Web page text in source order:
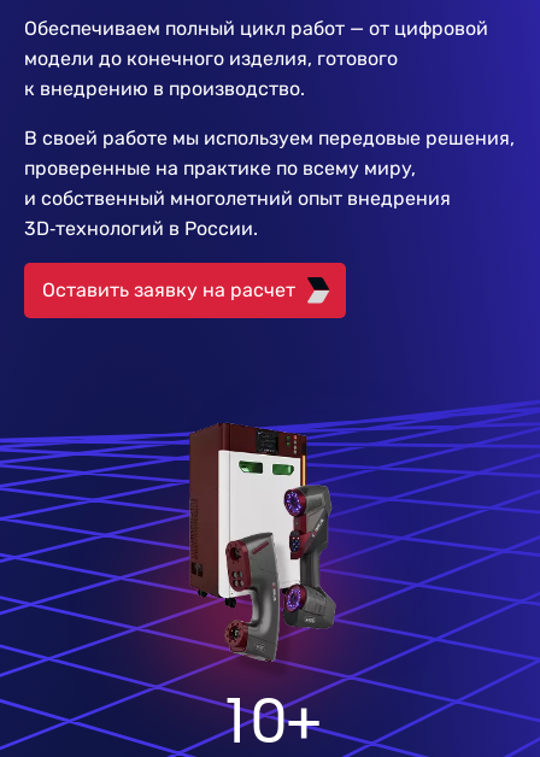
Обеспечиваем полный цикл работ — от цифровой
модели до конечного изделия, готового
к внедрению в производство.
В своей работе мы используем передовые решения,
проверенные на практике по всему миру,
и собственный многолетний опыт внедрения
3D‑технологий в России.
Оставить заявку на расчет
10+